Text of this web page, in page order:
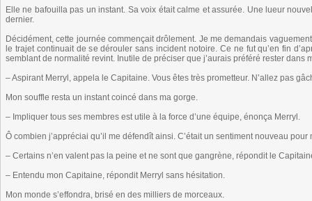
Elle ne bafouilla pas un instant. Sa voix était calme et assurée. Une lueur
dernier.
Décidément, cette journée commençait drôlement. Je me demandais
le trajet continuait de se dérouler sans incident notoire. Ce ne fut qu’en fin
semblant de normalité revint. Inutile de préciser que j’aurais préféré rester dans
– Aspirant Merryl, appela le Capitaine. Vous êtes très prometteur. N’allez pas
Mon souffle resta un instant coincé dans ma gorge.
– Impliquer tous ses membres est utile à la force d’une équipe, énonça Merryl.
Ô combien j’appréciai qu’il me défendît ainsi. C’était un sentiment nouveau pour
– Certains n’en valent pas la peine et ne sont que gangrène, répondit le
– Entendu mon Capitaine, répondit Merryl sans hésitation.
Mon monde s’effondra, brisé en des milliers de morceaux.